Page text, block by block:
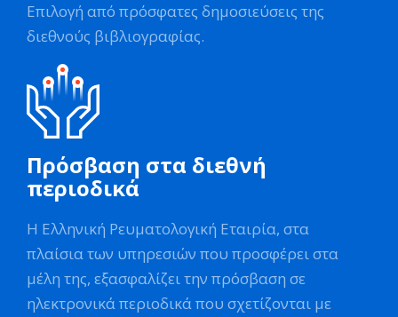
Επιλογή από πρόσφατες δημοσιεύσεις της
διεθνούς βιβλιογραφίας.
Πρόσβαση στα διεθνή
περιοδικά
Η Ελληνική Ρευματολογική Εταιρία, στα
πλαίσια των υπηρεσιών που προσφέρει στα
μέλη της, εξασφαλίζει την πρόσβαση σε
ηλεκτρονικά περιοδικά που σχετίζονται με